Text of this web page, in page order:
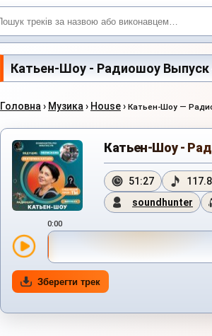
Катьен-Шоу - Радиошоу Выпуск
Головна › Музика › House› Катьен-Шоу —
Катьен-Шоу -
51:27
soundhunter
0:00
Зберегти трек